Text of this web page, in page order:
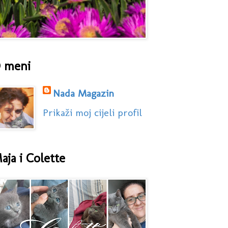
meni
Nada Magazin
Prikaži moj cijeli profil
i Colette